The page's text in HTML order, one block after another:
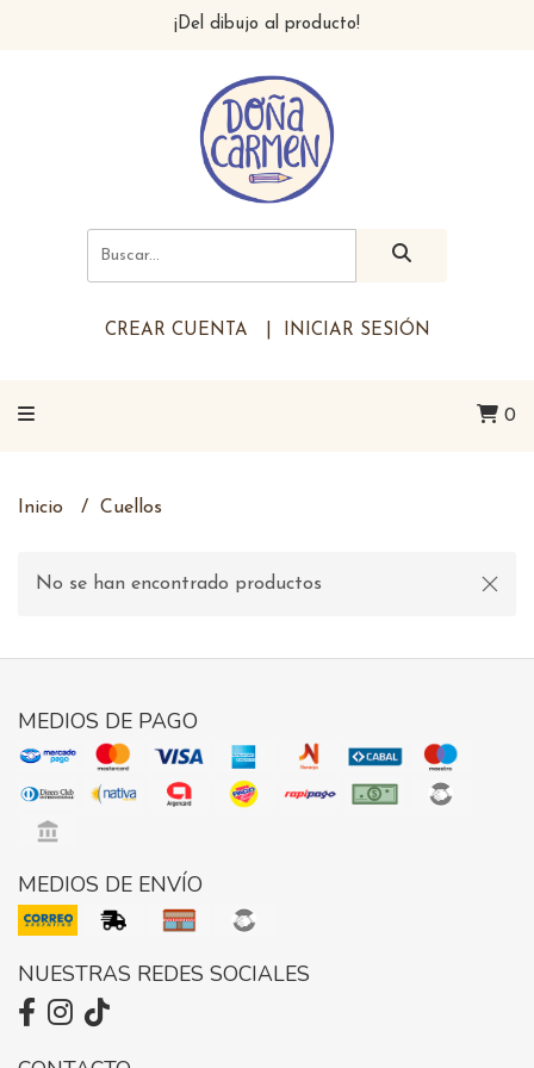
¡Del dibujo al producto!
CREAR CUENTA INICIAR SESIÓN
0
Inicio Cuellos
No se han encontrado productos
MEDIOS DE PAGO
MEDIOS DE ENVÍO
NUESTRAS REDES SOCIALES